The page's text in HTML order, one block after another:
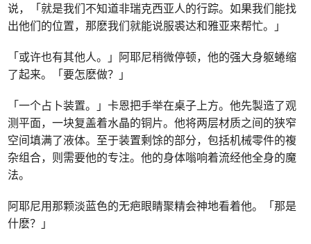
说，「就是我们不知道非瑞克西亚人的行踪。如果我们能找
出他们的位置，那麽我们就能说服裘达和雅亚来帮忙。」
「或许也有其他人。」阿耶尼稍微停顿，他的强大身躯蜷缩
了起来。「要怎麽做？」
「一个占卜装置。」卡恩把手举在桌子上方。他先製造了观
测平面，一块复盖着水晶的铜片。他将两层材质之间的狭窄
空间填满了液体。至于装置剩馀的部分，包括机械零件的複
杂组合，则需要他的专注。他的身体嗡响着流经他全身的魔
法。
阿耶尼用那颗淡蓝色的无疤眼睛聚精会神地看着他。「那是
什麽？」